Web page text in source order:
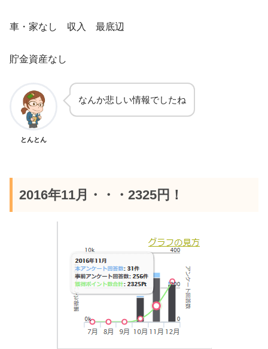
車・家なし 収入 最底辺
貯金資産なし
とんとん
なんか悲しい情報でしたね
2016年11月・・・2325円！